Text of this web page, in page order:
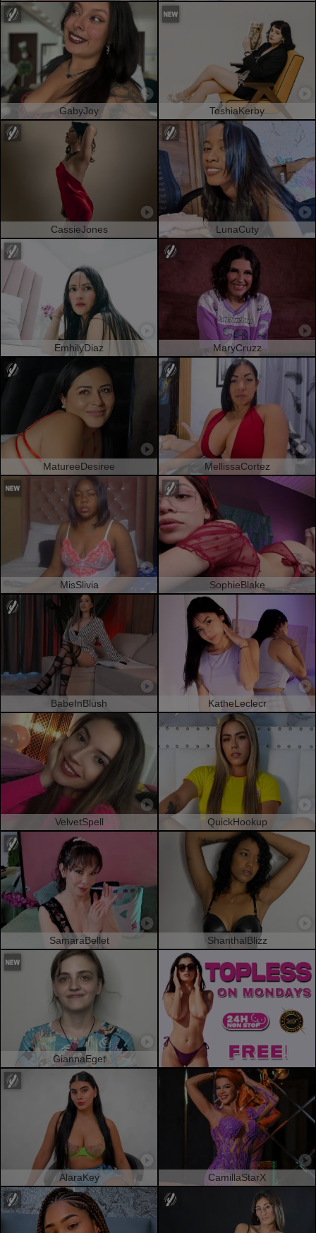
GabyJoy ToshiaKerby
CassieJones LunaCuty
EmhilyDiaz MaryCruzz
MatureeDesiree MellissaCortez
MisSlivia SophieBlake
BabeInBlush KatheLeclecr
VelvetSpell QuickHookup
SamaraBellet ShanthalBlizz
GiannaEget
AlaraKey CamillaStarX